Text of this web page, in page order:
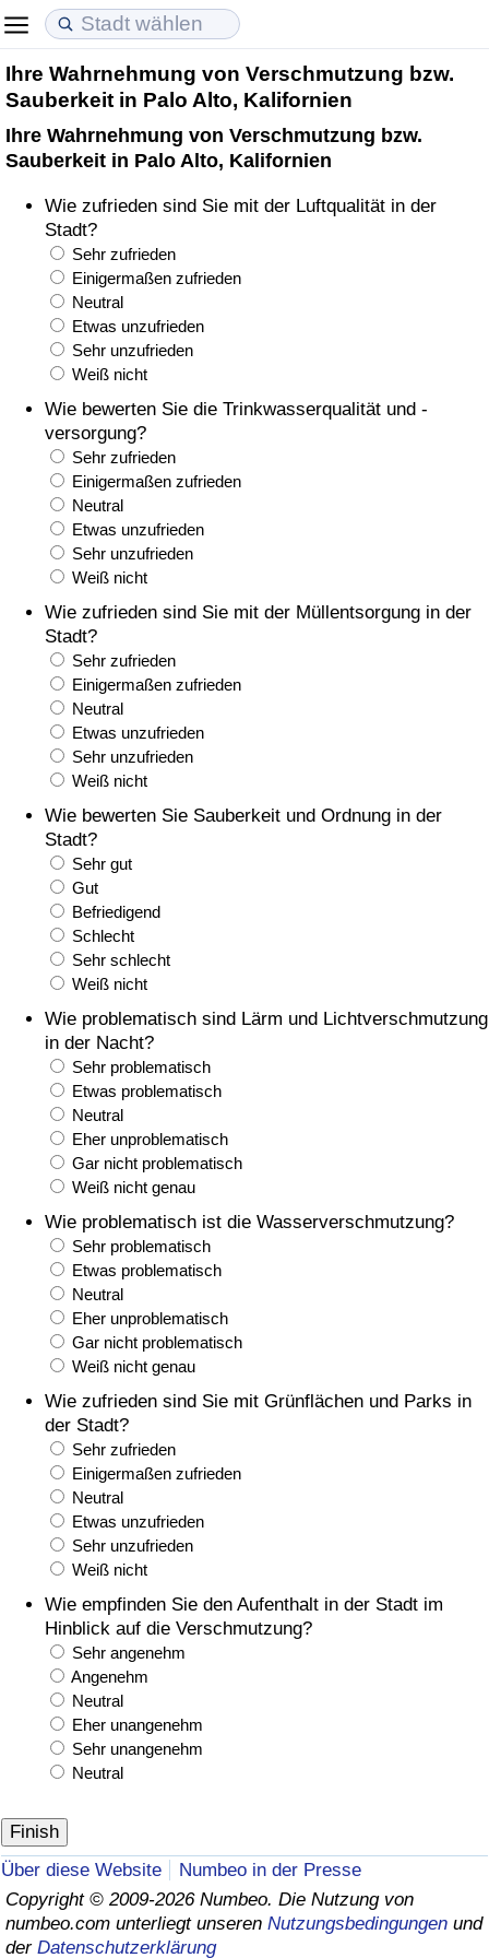
Ihre Wahrnehmung von Verschmutzung bzw.
Sauberkeit in Palo Alto, Kalifornien
Ihre Wahrnehmung von Verschmutzung bzw.
Sauberkeit in Palo Alto, Kalifornien
Wie zufrieden sind Sie mit der Luftqualität in der
Stadt?
Sehr zufrieden
Einigermaßen zufrieden
Neutral
Etwas unzufrieden
Sehr unzufrieden
Weiß nicht
Wie bewerten Sie die Trinkwasserqualität und -
versorgung?
Sehr zufrieden
Einigermaßen zufrieden
Neutral
Etwas unzufrieden
Sehr unzufrieden
Weiß nicht
Wie zufrieden sind Sie mit der Müllentsorgung in der
Stadt?
Sehr zufrieden
Einigermaßen zufrieden
Neutral
Etwas unzufrieden
Sehr unzufrieden
Weiß nicht
Wie bewerten Sie Sauberkeit und Ordnung in der
Stadt?
Sehr gut
Gut
Befriedigend
Schlecht
Sehr schlecht
Weiß nicht
Wie problematisch sind Lärm und Lichtverschmutzung
in der Nacht?
Sehr problematisch
Etwas problematisch
Neutral
Eher unproblematisch
Gar nicht problematisch
Weiß nicht genau
Wie problematisch ist die Wasserverschmutzung?
Sehr problematisch
Etwas problematisch
Neutral
Eher unproblematisch
Gar nicht problematisch
Weiß nicht genau
Wie zufrieden sind Sie mit Grünflächen und Parks in
der Stadt?
Sehr zufrieden
Einigermaßen zufrieden
Neutral
Etwas unzufrieden
Sehr unzufrieden
Weiß nicht
Wie empfinden Sie den Aufenthalt in der Stadt im
Hinblick auf die Verschmutzung?
Sehr angenehm
Angenehm
Neutral
Eher unangenehm
Sehr unangenehm
Neutral
Über diese Website
Numbeo in der Presse
Copyright © 2009-2026 Numbeo. Die Nutzung von
numbeo.com unterliegt unseren Nutzungsbedingungen und
der Datenschutzerklärung
Lebenshaltungskosten
Lebenshaltungskosten-Index (aktuell)
Lebenshaltungskosten-Index
Lebenshaltungskosten-Index nach Land
in Akaba
Immobilienpreise
Immobilienpreis-Index (aktuell)
Immobilienpreis-Index
Immobilienpreis-Index nach Land
Lebensqualität
Lebensqualität-Index
Lebensqualität-Index (aktuell)
Lebensqualitätsindex nach Land
Kriminalität
Kriminalitäts-Index (aktuell)
Kriminalitäts-Index
Kriminalitätsindex nach Land
Gesundheitsversorgung
Gesundheitsversorgungs-Index (aktuell)
Gesundheitsversorgungs-Index
Gesundheitsversorgungs-Index nach Land
Umweltverschmutzung
Umweltverschmutzungs-Index (aktuell)
Verschmutzungsindex
Umweltverschmutzungs-Index nach Land
Verkehr
Verkehrs-Index
Verkehrs-Index (aktuell)
Verkehrs-Index nach Land